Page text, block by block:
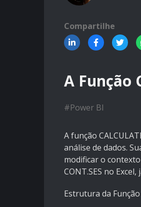
Compartilhe
A Função
#Power BI
A função
análise de dados.
modificar o
CONT.SES no
Estrutura da Função